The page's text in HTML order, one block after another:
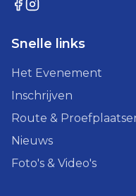
Snelle links
Het Evenement
Inschrijven
Route &
Nieuws
Foto's & Video's